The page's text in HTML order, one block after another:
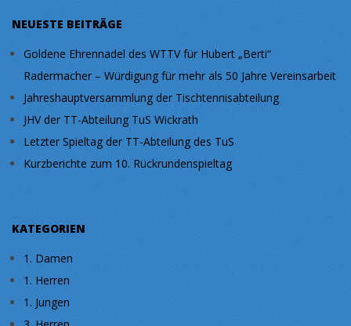
NEUESTE BEITRÄGE
Goldene Ehrennadel des WTTV für Hubert „Berti“
Radermacher – Würdigung für mehr als 50 Jahre Vereinsarbeit
Jahreshauptversammlung der Tischtennisabteilung
JHV der TT-Abteilung TuS Wickrath
Letzter Spieltag der TT-Abteilung des TuS
Kurzberichte zum 10. Rückrundenspieltag
KATEGORIEN
1. Damen
1. Herren
1. Jungen